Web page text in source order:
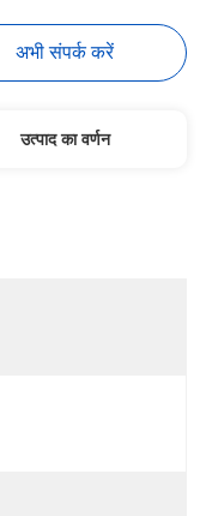
अभी संपर्क करें
उत्पाद का वर्णन